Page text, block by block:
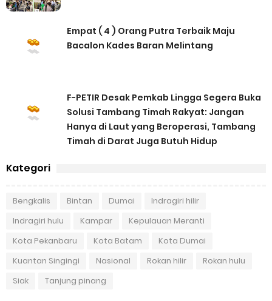
Empat ( 4 ) Orang Putra Terbaik Maju
Bacalon Kades Baran Melintang
F-PETIR Desak Pemkab Lingga Segera Buka
Solusi Tambang Timah Rakyat: Jangan
Hanya di Laut yang Beroperasi, Tambang
Timah di Darat Juga Butuh Hidup
Kategori
Bengkalis Bintan Dumai
Indragiri hilir
Indragiri hulu
Kampar
Kepulauan Meranti
Kota Pekanbaru
Kota Batam
Kota Dumai
Kuantan Singingi
Nasional Rokan hilir
Rokan hulu
Siak
Tanjung pinang